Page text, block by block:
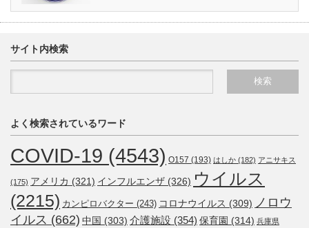
サイト内検索
よく検索されているワード
COVID-19 (4543) O157 (193) はしか (182) アニサキス
(175) アメリカ (321) インフルエンザ (326) ウイルス
(2215) カンピロバクター (243) コロナウイルス (309) ノロウ
イルス (662) 中国 (303) 介護施設 (354) 保育園 (314) 兵庫県